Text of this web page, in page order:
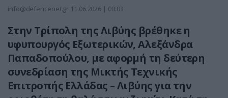
info@defencenet.gr 11.06.2026 | 00:03
Στην Τρίπολη της Λιβύης βρέθηκε η
υφυπουργός Εξωτερικών, Αλεξάνδρα
Παπαδοπούλου, με αφορμή τη δεύτερη
συνεδρίαση της Μικτής Τεχνικής
Επιτροπής Ελλάδας – Λιβύης για την